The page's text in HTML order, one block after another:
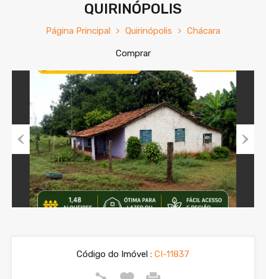
QUIRINÓPOLIS
Página Principal Quirinópolis Chácara
Comprar
Previous
Código do Imóvel : CI-11837